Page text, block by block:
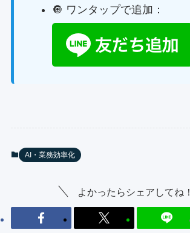
🔘 ワンタップで追加：
AI・業務効率化
よかったらシェアしてね！